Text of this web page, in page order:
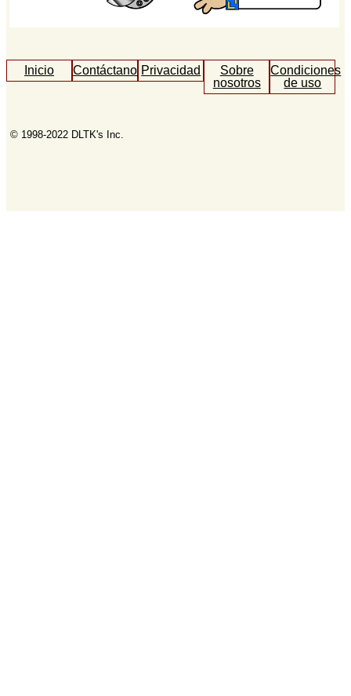
Inicio ContáctanosPrivacidad
Sobre
nosotros
Condiciones
de uso
© 1998-2022 DLTK's Inc.